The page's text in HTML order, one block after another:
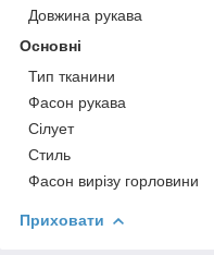
Довжина рукава
Основні
Тип тканини
Фасон рукава
Сілует
Стиль
Фасон вирізу горловини
Приховати